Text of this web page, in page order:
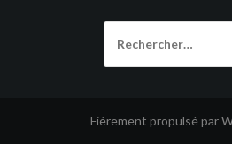
Fièrement propulsé par